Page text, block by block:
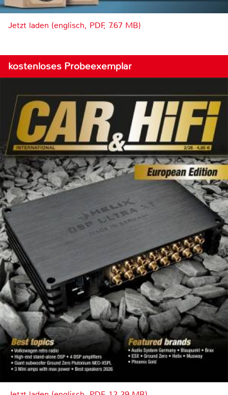
Jetzt laden (englisch, PDF, 7.67 MB)
kostenloses Probeexemplar